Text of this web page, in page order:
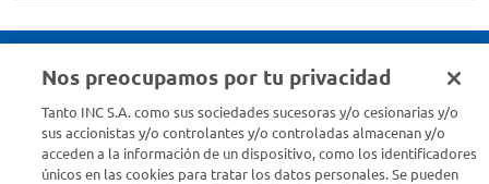
Estamos para ayudarte
Nos preocupamos por tu privacidad
Tanto INC S.A. como sus sociedades sucesoras y/o cesionarias y/o
sus accionistas y/o controlantes y/o controladas almacenan y/o
acceden a la información de un dispositivo, como los identificadores
únicos en las cookies para tratar los datos personales. Se pueden